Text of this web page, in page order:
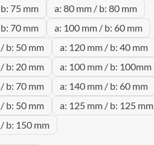
75 mm
a: 80 mm / b: 80 mm
70 mm
a: 100 mm / b: 60 mm
b: 50 mm
a: 120 mm / b: 40 mm
b: 20 mm
a: 100 mm / b: 100mm
b: 70 mm
a: 140 mm / b: 60 mm
b: 50 mm
a: 125 mm / b: 125 mm
b: 150 mm